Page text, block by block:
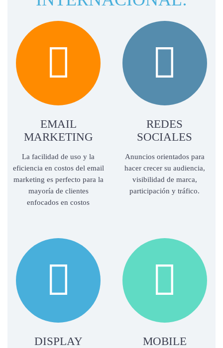

EMAIL
MARKETING
La facilidad de uso y la
eficiencia en costos del email
marketing es perfecto para la
mayoría de clientes
enfocados en costos

REDES
SOCIALES
Anuncios orientados para
hacer crecer su audiencia,
visibilidad de marca,
participación y tráfico.

DISPLAY

MOBILE